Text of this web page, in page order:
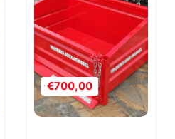
€700,00